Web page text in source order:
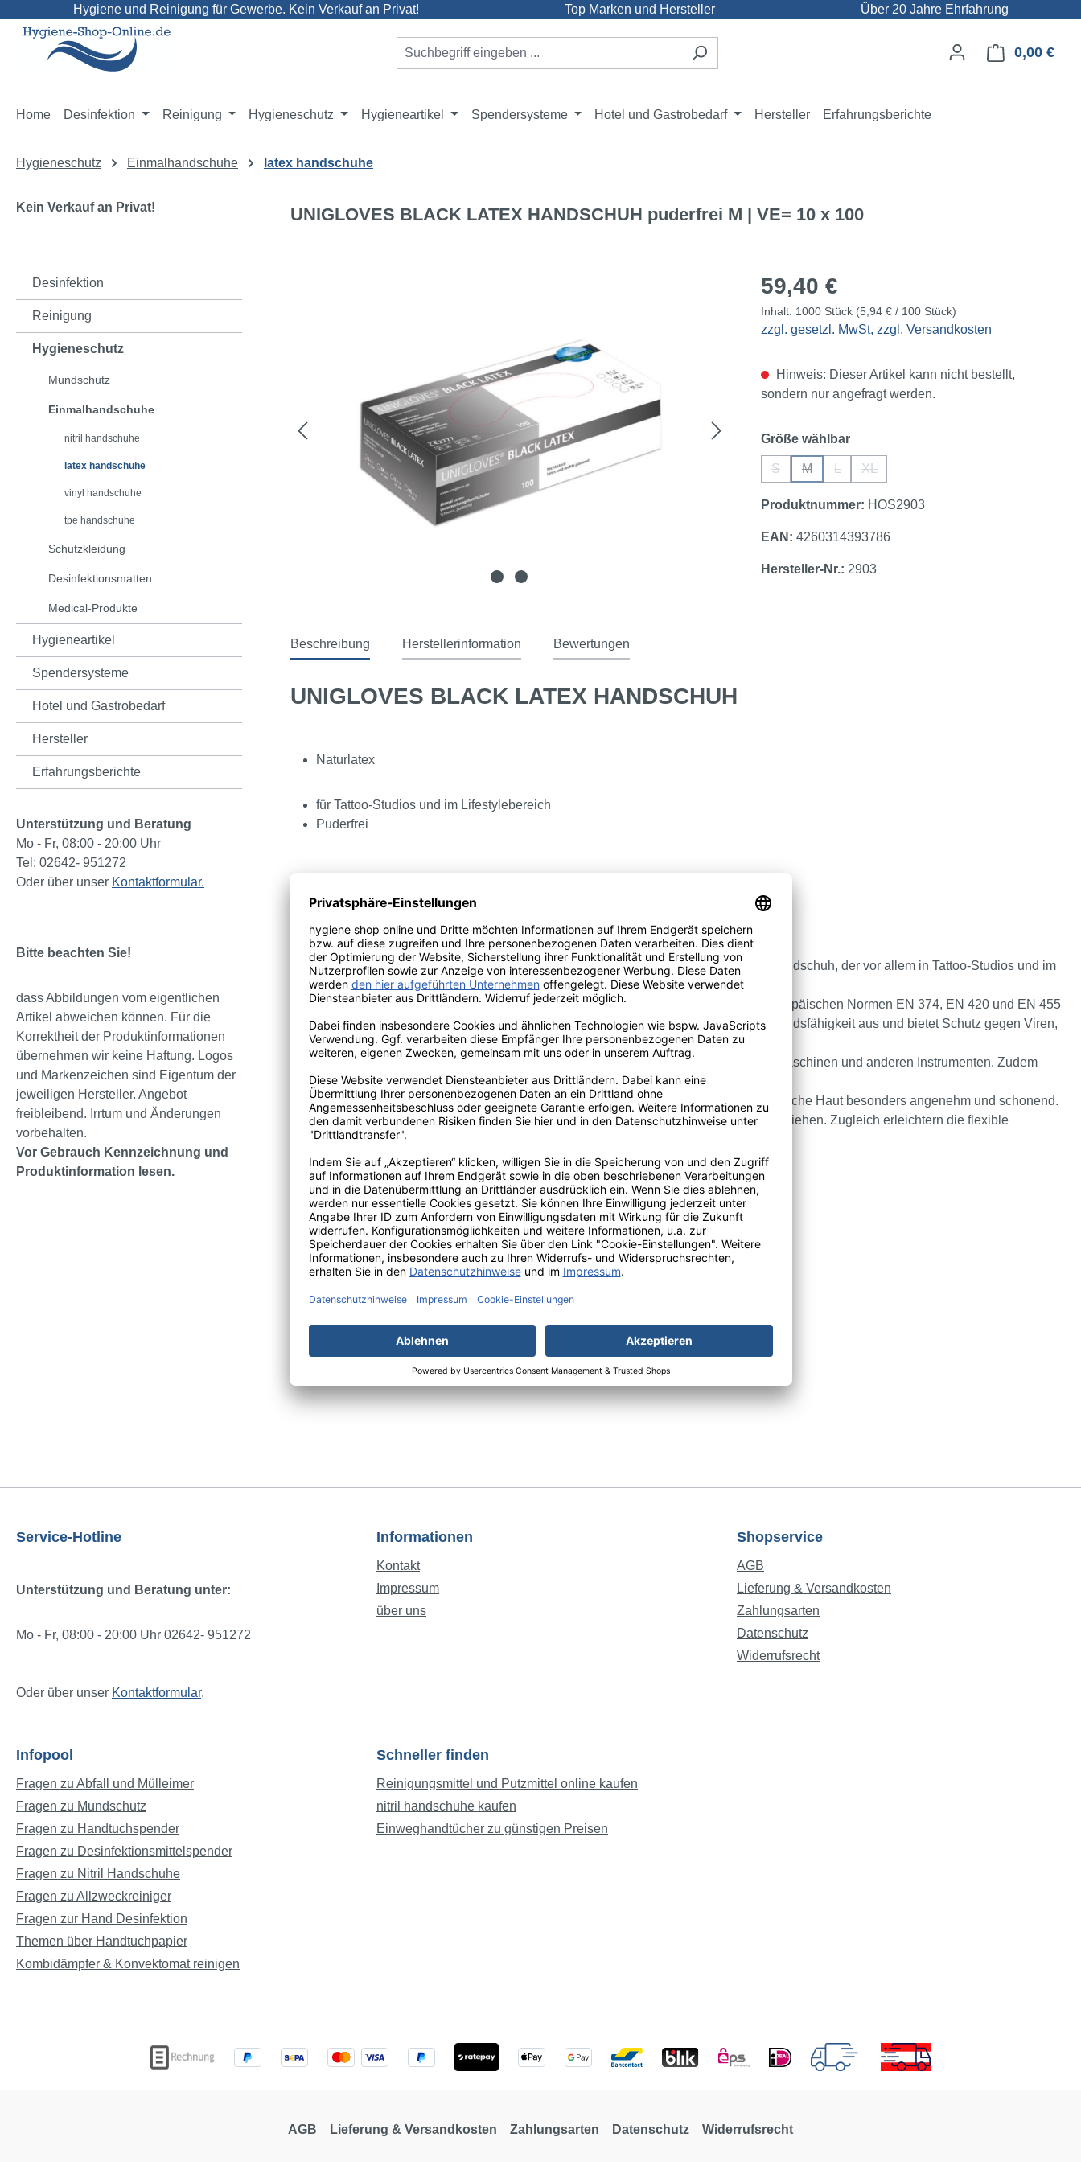
Hauptinhalt springen
Zur Suche springen
Zur Hauptnavigation springen
Hygiene und Reinigung für Gewerbe. Kein Verkauf an Privat! Top Marken und Hersteller Über 20 Jahre Ehrfahrung
0,00 €
Home Desinfektion Reinigung Hygieneschutz Hygieneartikel Spendersysteme Hotel und Gastrobedarf Hersteller Erfahrungsberichte
Hygieneschutz Einmalhandschuhe latex handschuhe
Kein Verkauf an Privat!
Desinfektion
Reinigung
Hygieneschutz
Mundschutz
Einmalhandschuhe
nitril handschuhe
latex handschuhe
vinyl handschuhe
tpe handschuhe
Schutzkleidung
Desinfektionsmatten
Medical-Produkte
Hygieneartikel
Spendersysteme
Hotel und Gastrobedarf
Hersteller
Erfahrungsberichte
Unterstützung und Beratung
Mo - Fr, 08:00 - 20:00 Uhr
Tel: 02642- 951272
Oder über unser Kontaktformular.
Bitte beachten Sie!
dass Abbildungen vom eigentlichen
Artikel abweichen können. Für die
Korrektheit der Produktinformationen
übernehmen wir keine Haftung. Logos
und Markenzeichen sind Eigentum der
jeweiligen Hersteller. Angebot
freibleibend. Irrtum und Änderungen
vorbehalten.
Vor Gebrauch Kennzeichnung und
Produktinformation lesen.
UNIGLOVES BLACK LATEX HANDSCHUH puderfrei M | VE= 10 x 100
Regulärer Preis:
59,40 €
Inhalt: 1000 Stück (5,94 € / 100 Stück)
zzgl. gesetzl. MwSt, zzgl. Versandkosten
Hinweis: Dieser Artikel kann nicht bestellt,
sondern nur angefragt werden.
Größe wählbarauswählen
S
(Diese Option ist zurzeit nicht verfügbar.)
M
(Diese Option ist zurzeit nicht verfügbar.)
L XL
Produktnummer: HOS2903
EAN:4260314393786
Hersteller-Nr.: 2903
Beschreibung Herstellerinformation Bewertungen
UNIGLOVES BLACK LATEX HANDSCHUH
Naturlatex
für Tattoo-Studios und im Lifestylebereich
Puderfrei
S, M, L und XL
UNIGLOVES BLACK LATEX HANDSCHUH
Der Black Latex ist ein aus hochwertigem Naturlatex gefertigter Hygiene- und Schutzhandschuh, der vor allem in Tattoo-Studios und im
Lifestylebereich zum Einsatz kommt.
Der Einweghandschuh wurde nach der PSA-Verordnung (EU) 2016/425 sowie den europäischen Normen EN 374, EN 420 und EN 455
geprüft. Das wasserdichte Material zeichnet sich durch hohe Flexibilität sowie Widerstandsfähigkeit aus und bietet Schutz gegen Viren,
Pilze und Bakterien.
Die mikrogeraute Handfläche gewährleistet exzellenten Halt im Umgang mit Tätowiermaschinen und anderen Instrumenten. Zudem
schützt der Rollrand vor ablaufenden Flüssigkeitstropfen.
Mit einem Proteingehalt von weniger als 50 µg/dm² ist der Black Latex auch für empfindliche Haut besonders angenehm und schonend.
Dank des stabilen Schafts lässt sich der puderfreie Handschuh problemlos an- und ausziehen. Zugleich erleichtern die flexible
Passform und das beidhändige Design einen schnellen und wechselnden Gebrauch.
Der Black Latex ist in der Farbe Schwarz sowie den Größen S, M, L und XL erhältlich.
Medizinprodukt Klasse I
Verpackungsinhalt 100
Material Latex
Farbe schwarz
Länge 240 mm
Größe S, M, L und XL
Service-Hotline
Unterstützung und Beratung unter:
Mo - Fr, 08:00 - 20:00 Uhr 02642- 951272
Oder über unser Kontaktformular.
Informationen
Kontakt
Impressum
über uns
Shopservice
AGB
Lieferung & Versandkosten
Zahlungsarten
Datenschutz
Widerrufsrecht
Infopool
Fragen zu Abfall und Mülleimer
Fragen zu Mundschutz
Fragen zu Handtuchspender
Fragen zu Desinfektionsmittelspender
Fragen zu Nitril Handschuhe
Fragen zu Allzweckreiniger
Fragen zur Hand Desinfektion
Themen über Handtuchpapier
Kombidämpfer & Konvektomat reinigen
Schneller finden
Reinigungsmittel und Putzmittel online kaufen
nitril handschuhe kaufen
Einweghandtücher zu günstigen Preisen
AGB Lieferung & Versandkosten Zahlungsarten Datenschutz Widerrufsrecht